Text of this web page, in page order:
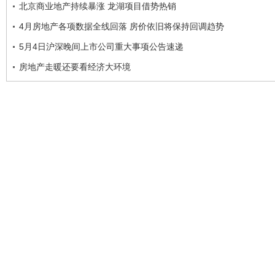
北京商业地产持续暴涨 龙湖项目借势热销
4月房地产各项数据全线回落 房价依旧将保持回调趋势
5月4日沪深晚间上市公司重大事项公告速递
房地产走暖还要看经济大环境